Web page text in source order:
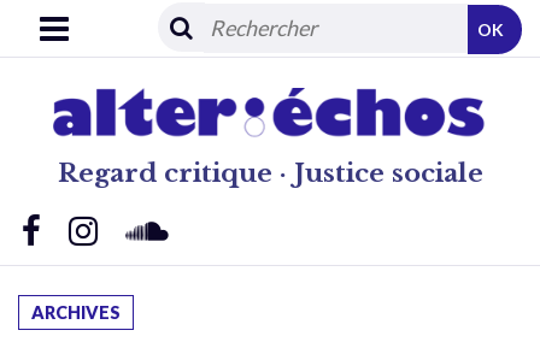
Regard critique · Justice sociale
OK
ARCHIVES